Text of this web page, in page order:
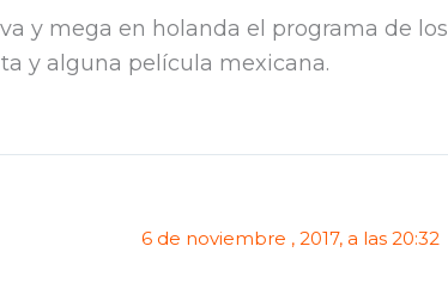
y mega en holanda el programa de los
y alguna película mexicana.
6 de noviembre , 2017, a las 20:32